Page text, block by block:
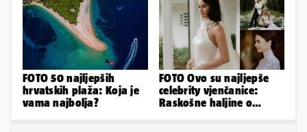
FOTO 50 najljepših
hrvatskih plaža: Koja je
vama najbolja?
FOTO Ovo su najljepše
celebrity vjenčanice:
Raskošne haljine o